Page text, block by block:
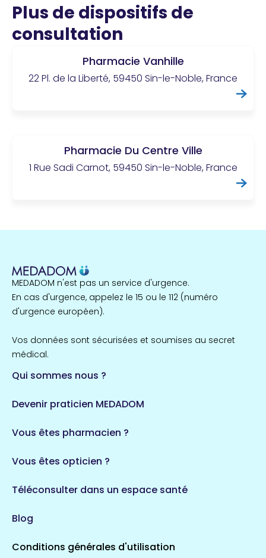
Plus de dispositifs de
consultation
Pharmacie Vanhille
22 Pl. de la Liberté, 59450 Sin-le-Noble, France
Pharmacie Du Centre Ville
1 Rue Sadi Carnot, 59450 Sin-le-Noble, France
MEDADOM n'est pas un service d'urgence.
En cas d'urgence, appelez le 15 ou le 112 (numéro
d'urgence européen).
Vos données sont sécurisées et soumises au secret
médical.
Qui sommes nous ?
Devenir praticien MEDADOM
Vous êtes pharmacien ?
Vous êtes opticien ?
Téléconsulter dans un espace santé
Blog
Conditions générales d'utilisation